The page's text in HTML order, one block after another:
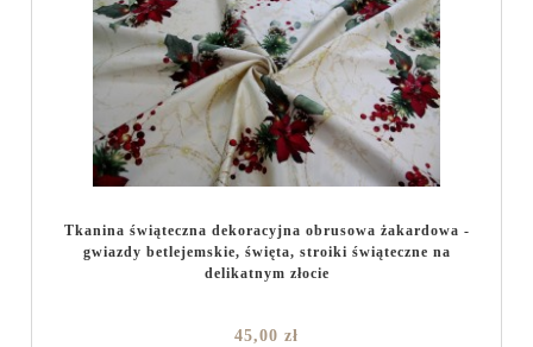
Tkanina świąteczna dekoracyjna obrusowa żakardowa -
gwiazdy betlejemskie, święta, stroiki świąteczne na
delikatnym złocie
45,00 zł